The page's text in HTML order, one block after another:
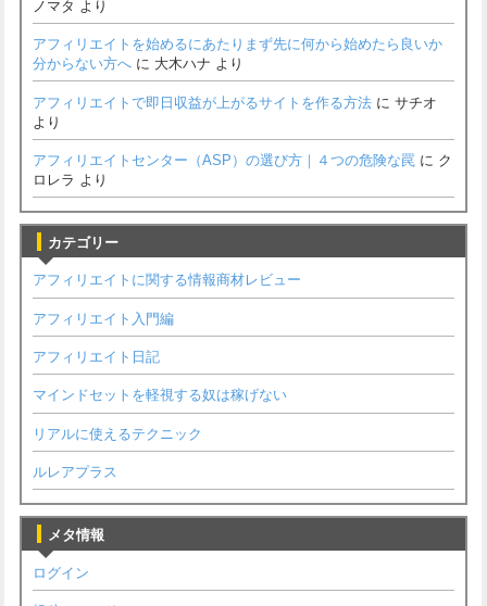
ノマタ より
アフィリエイトを始めるにあたりまず先に何から始めたら良いか
分からない方へに 大木ハナ より
アフィリエイトで即日収益が上がるサイトを作る方法に サチオ
より
アフィリエイトセンター（ASP）の選び方｜４つの危険な罠 に ク
ロレラ より
カテゴリー
アフィリエイトに関する情報商材レビュー
アフィリエイト入門編
アフィリエイト日記
マインドセットを軽視する奴は稼げない
リアルに使えるテクニック
ルレアプラス
メタ情報
ログイン